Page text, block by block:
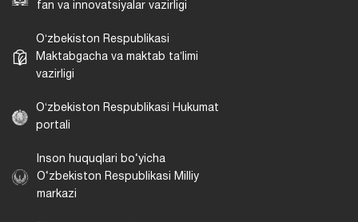
fan va innovatsiyalar vazirligi
Oʻzbekiston Respublikasi
Maktabgacha va maktab taʼlimi
vazirligi
Oʻzbekiston Respublikasi Hukumat
portali
Inson huquqlari bo‘yicha
O‘zbekiston Respublikasi Milliy
markazi